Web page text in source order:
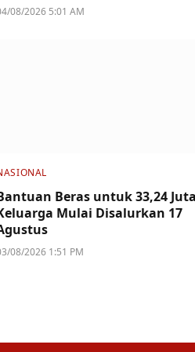
08/2026 5:01 AM
Beras untuk 33,24
Mulai Disalurkan 17
08/2026 1:51 PM